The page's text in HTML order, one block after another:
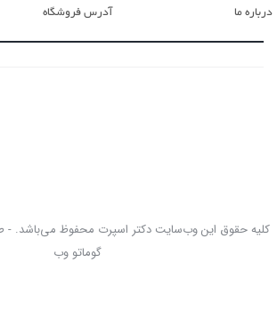
درباره ما
آدرس فروشگاه
کلیه حقوق این وب‌سایت دکتر اسپرت محفوظ می‌باشد. -
گوماتو وب